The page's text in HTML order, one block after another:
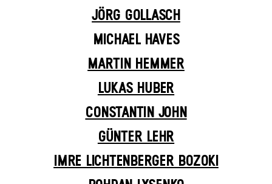
JÖRG GOLLASCH
MICHAEL HAVES
MARTIN HEMMER
LUKAS HUBER
CONSTANTIN JOHN
GÜNTER LEHR
IMRE LICHTENBERGER BOZOKI